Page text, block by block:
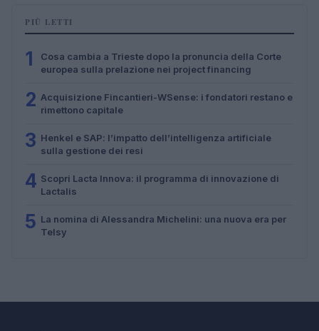
PIÙ LETTI
1
Cosa cambia a Trieste dopo la pronuncia della Corte
europea sulla prelazione nei project financing
2 Acquisizione Fincantieri-WSense: i fondatori restano e
rimettono capitale
3 Henkel e SAP: l’impatto dell’intelligenza artificiale
sulla gestione dei resi
4 Scopri Lacta Innova: il programma di innovazione di
Lactalis
5 La nomina di Alessandra Michelini: una nuova era per
Telsy